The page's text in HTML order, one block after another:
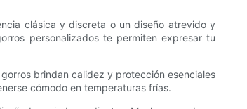
clásica y discreta o un diseño atrevido y
personalizados te permiten expresar tu
brindan calidez y protección esenciales
cómodo en temperaturas frías.